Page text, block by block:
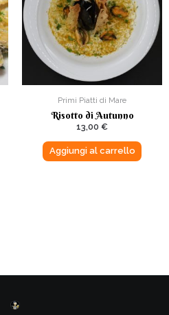
Primi Piatti di Mare
Risotto di Autunno
13,00 €
Aggiungi al carrello